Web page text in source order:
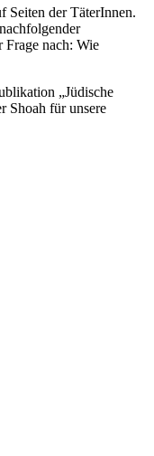
Seiten der TäterInnen.
Frage nach: Wie
„Jüdische
Shoah für unsere